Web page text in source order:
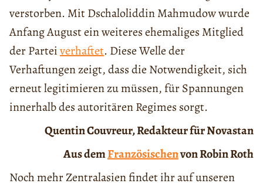
verstorben. Mit Dschaloliddin Mahmudow wurde
Anfang August ein weiteres ehemaliges Mitglied
der Parteiverhaftet. Diese Welle der
Verhaftungen zeigt, dass die Notwendigkeit, sich
erneut legitimieren zu müssen, für Spannungen
innerhalb des autoritären Regimes sorgt.
Quentin Couvreur, Redakteur für Novastan
Aus demFranzösischenvon Robin Roth
Noch mehr Zentralasien findet ihr auf unseren